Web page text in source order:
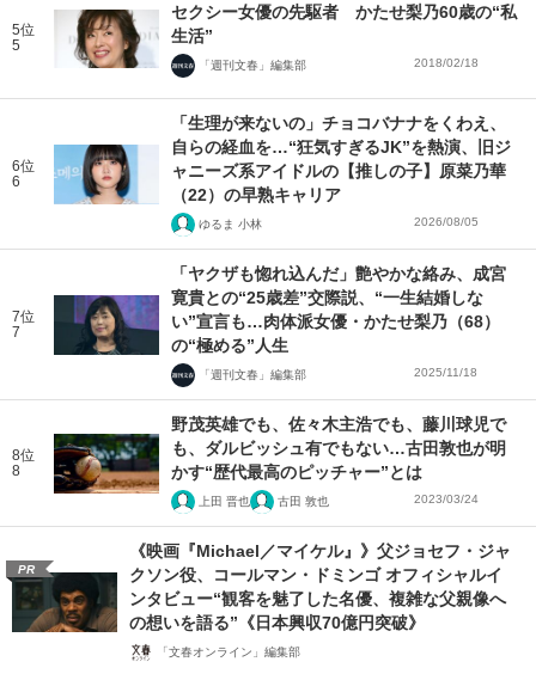
5位
5
セクシー女優の先駆者 かたせ梨乃60歳の“私
生活”
「週刊文春」編集部 2018/02/18
6位
6
「生理が来ないの」チョコバナナをくわえ、
自らの経血を…“狂気すぎるJK”を熱演、旧ジ
ャニーズ系アイドルの【推しの子】原菜乃華
（22）の早熟キャリア
ゆるま 小林 2026/08/05
7位
7
「ヤクザも惚れ込んだ」艶やかな絡み、成宮
寛貴との“25歳差”交際説、“一生結婚しな
い”宣言も…肉体派女優・かたせ梨乃（68）
の“極める”人生
「週刊文春」編集部 2025/11/18
8位
8
野茂英雄でも、佐々木主浩でも、藤川球児で
も、ダルビッシュ有でもない…古田敦也が明
かす“歴代最高のピッチャー”とは
上田 晋也 古田 敦也 2023/03/24
PR
《映画『Michael／マイケル』》父ジョセフ・ジャ
クソン役、コールマン・ドミンゴ オフィシャルイ
ンタビュー“観客を魅了した名優、複雑な父親像へ
の想いを語る”《日本興収70億円突破》
「文春オンライン」編集部